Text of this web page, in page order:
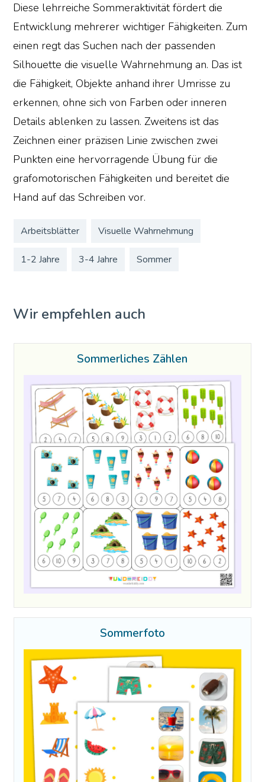
Diese lehrreiche Sommeraktivität fördert die
Entwicklung mehrerer wichtiger Fähigkeiten. Zum
einen regt das Suchen nach der passenden
Silhouette die visuelle Wahrnehmung an. Das ist
die Fähigkeit, Objekte anhand ihrer Umrisse zu
erkennen, ohne sich von Farben oder inneren
Details ablenken zu lassen. Zweitens ist das
Zeichnen einer präzisen Linie zwischen zwei
Punkten eine hervorragende Übung für die
grafomotorischen Fähigkeiten und bereitet die
Hand auf das Schreiben vor.
Arbeitsblätter Visuelle Wahrnehmung
1-2 Jahre 3-4 Jahre Sommer
Wir empfehlen auch
Sommerliches Zählen
Sommerfoto